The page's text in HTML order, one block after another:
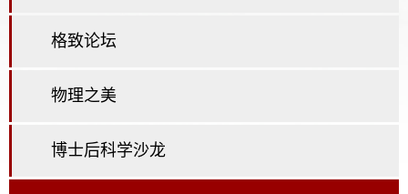
格致论坛
物理之美
博士后科学沙龙